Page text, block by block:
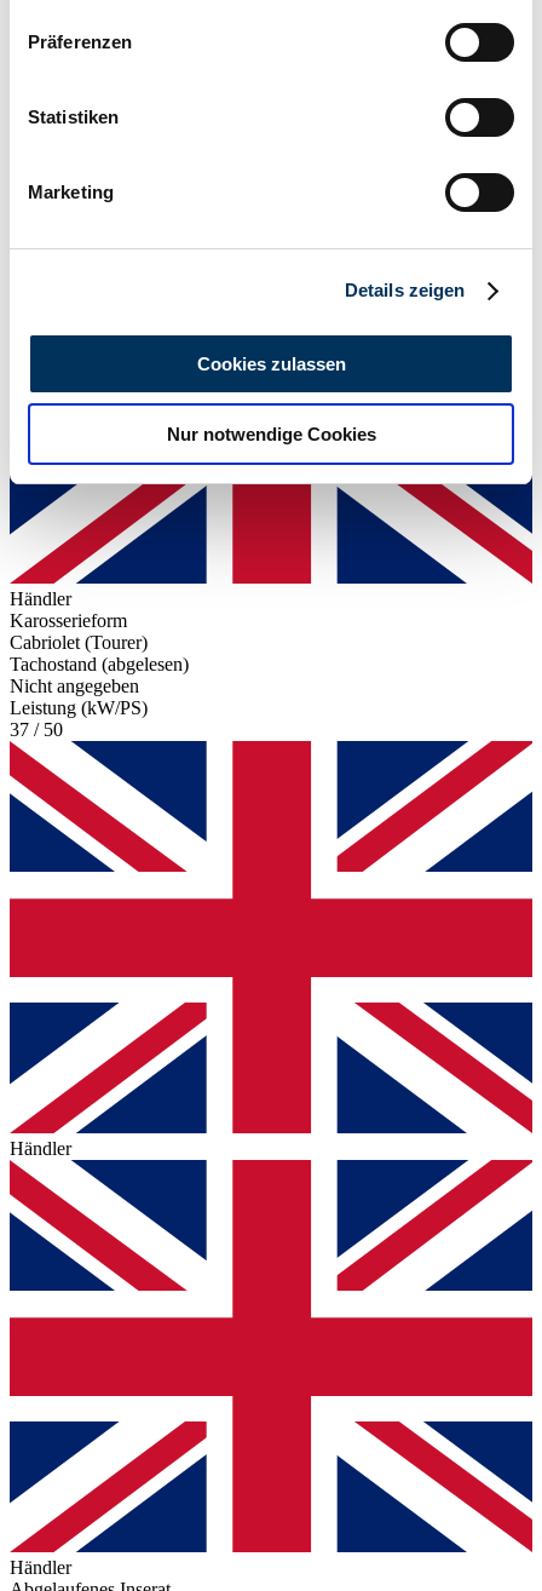
Informationen über Ihre geografische Lage
können
bestimmten Merkmalen (Fingerprinting) identifizieren
Erfahren Sie mehr darüber, wie Ihre persönlichen Daten
analysieren. Außerdem geben wir Informationen zu Ihrer
Verwendung unserer Website an unsere Partner für
soziale Medien, Werbung und Analysen weiter. Unsere
Partner führen diese Informationen möglicherweise mit
weiteren Daten zusammen, die Sie ihnen bereitgestellt
haben oder die sie im Rahmen Ihrer Nutzung der Dienste
gesammelt haben.Datenschutzerklärung
Präferenzen
Statistiken
Marketing
Details zeigen
Cookies zulassen
Nur notwendige Cookies
Händler
Karosserieform
Cabriolet (Tourer)
Tachostand (abgelesen)
Nicht angegeben
Leistung (kW/PS)
37 / 50
Händler
Händler